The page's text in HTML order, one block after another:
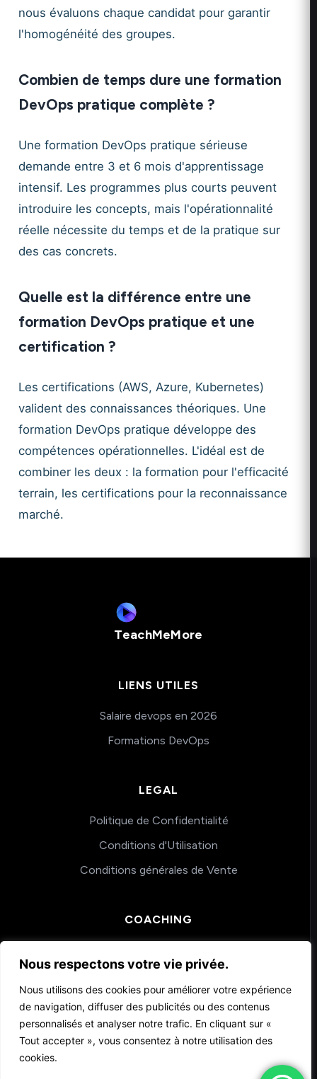
Nous respectons votre vie privée.
Nous utilisons des cookies pour améliorer votre expérience
de navigation, diffuser des publicités ou des contenus
personnalisés et analyser notre trafic. En cliquant sur «
Tout accepter », vous consentez à notre utilisation des
cookies.
nous évaluons chaque candidat pour garantir
l'homogénéité des groupes.
Combien de temps dure une formation
DevOps pratique complète ?
Une formation DevOps pratique sérieuse
demande entre 3 et 6 mois d'apprentissage
intensif. Les programmes plus courts peuvent
introduire les concepts, mais l'opérationnalité
réelle nécessite du temps et de la pratique sur
des cas concrets.
Quelle est la différence entre une
formation DevOps pratique et une
certification ?
Les certifications (AWS, Azure, Kubernetes)
valident des connaissances théoriques. Une
formation DevOps pratique développe des
compétences opérationnelles. L'idéal est de
combiner les deux : la formation pour l'efficacité
terrain, les certifications pour la reconnaissance
marché.
TeachMeMore
LIENS UTILES
Salaire devops en 2026
Formations DevOps
LEGAL
Politique de Confidentialité
Conditions d'Utilisation
Conditions générales de Vente
COACHING